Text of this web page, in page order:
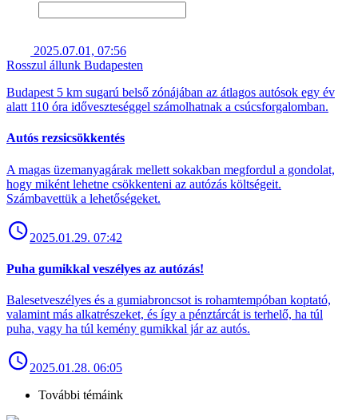
2025.07.01, 07:56
Rosszul állunk Budapesten
Budapest 5 km sugarú belső zónájában az átlagos autósok egy év
alatt 110 óra időveszteséggel számolhatnak a csúcsforgalomban.
Autós rezsicsökkentés
A magas üzemanyagárak mellett sokakban megfordul a gondolat,
hogy miként lehetne csökkenteni az autózás költségeit.
Számbavettük a lehetőségeket.
2025.01.29. 07:42
Puha gumikkal veszélyes az autózás!
Balesetveszélyes és a gumiabroncsot is rohamtempóban koptató,
valamint más alkatrészeket, és így a pénztárcát is terhelő, ha túl
puha, vagy ha túl kemény gumikkal jár az autós.
2025.01.28. 06:05
További témáink